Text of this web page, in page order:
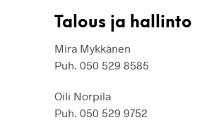
Talous ja hallinto
Mira Mykkänen
Puh. 050 529 8585
Oili Norpila
Puh. 050 529 9752